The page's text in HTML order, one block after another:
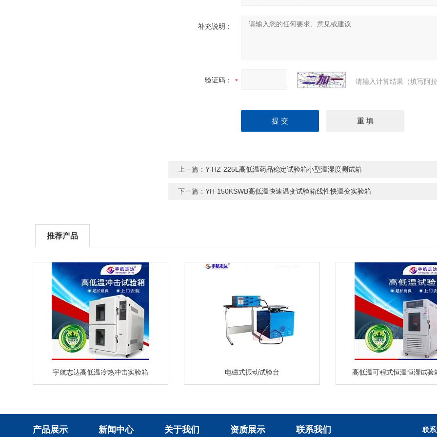
补充说明：
验证码： 请输入计算结果（填写阿
上一篇：Y-HZ-225L高低温药品稳定试验箱小型温湿度测试箱
下一篇：YH-150KSWB高低温快速温变试验箱线性快温变实验箱
推荐产品
宇航志达高低温冷热冲击实验箱 电磁式振动试验台 高低温可程式恒温恒湿试验
产品展示 新闻中心 关于我们 资质展示 联系我们 联